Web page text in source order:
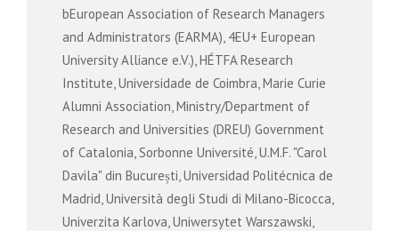
bEuropean Association of Research Managers
and Administrators (EARMA), 4EU+ European
University Alliance e.V.), HÉTFA Research
Institute, Universidade de Coimbra, Marie Curie
Alumni Association, Ministry/Department of
Research and Universities (DREU) Government
of Catalonia, Sorbonne Université, U.M.F. "Carol
Davila" din București, Universidad Politécnica de
Madrid, Università degli Studi di Milano-Bicocca,
Univerzita Karlova, Uniwersytet Warszawski,